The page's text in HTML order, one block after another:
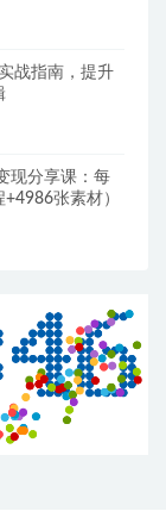
战指南，提升
现分享课：每
张素材）